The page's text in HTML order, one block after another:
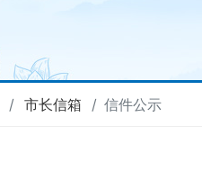
市长信箱 信件公示